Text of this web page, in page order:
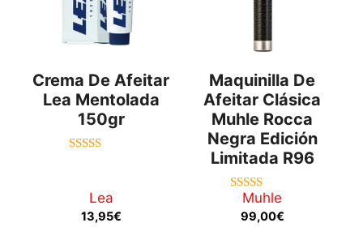
Crema De Afeitar
Lea Mentolada
150gr
Lea
13,95€
Maquinilla De
Afeitar Clásica
Muhle Rocca
Negra Edición
Limitada R96
5.00
de 5
Muhle
99,00€